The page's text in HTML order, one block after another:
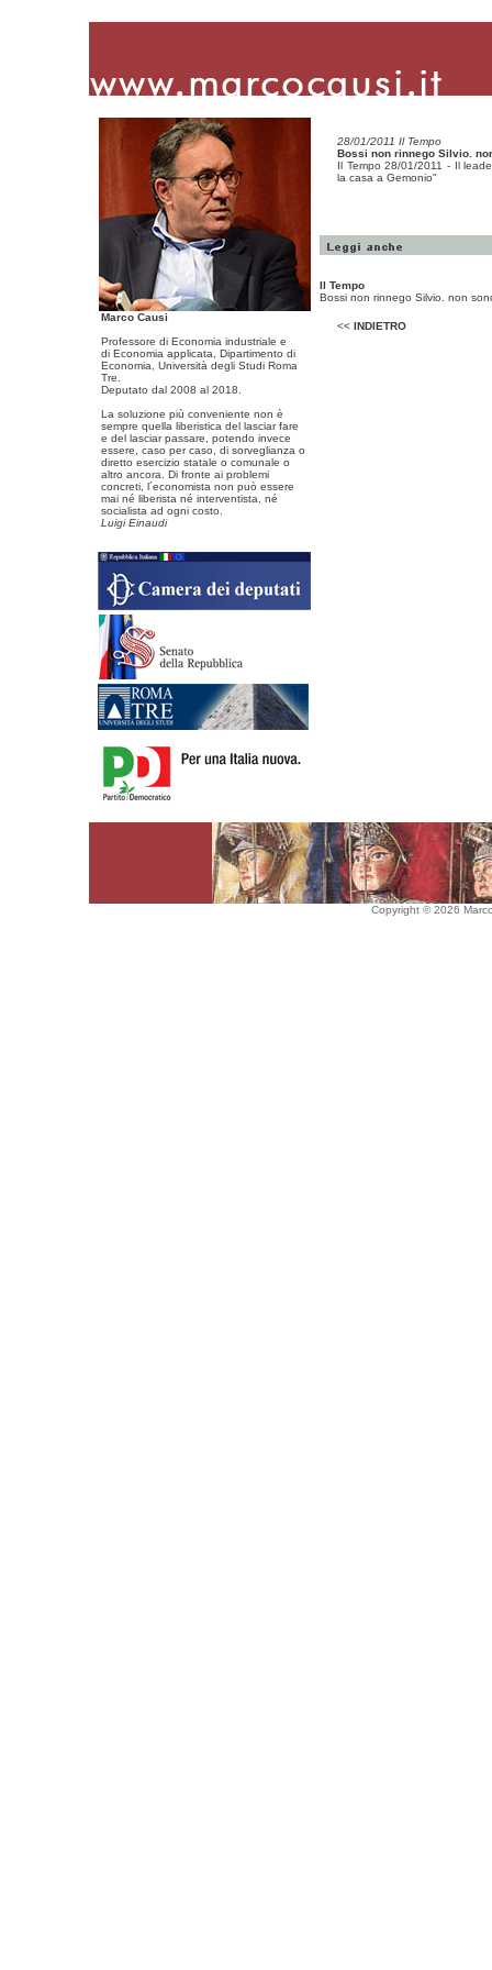
Marco Causi
Professore di Economia industriale e
di Economia applicata, Dipartimento di
Economia, Università degli Studi Roma
Tre.
Deputato dal 2008 al 2018.
La soluzione più conveniente non è
sempre quella liberistica del lasciar fare
e del lasciar passare, potendo invece
essere, caso per caso, di sorveglianza o
diretto esercizio statale o comunale o
altro ancora. Di fronte ai problemi
concreti, l´economista non può essere
mai né liberista né interventista, né
socialista ad ogni costo.
Luigi Einaudi
28/01/2011 Il Tempo
Bossi non rinnego Silvio.
Il Tempo 28/01/2011 - Il
la casa a Gemonio"
Il Tempo
Bossi non rinnego Silvio. non
<< INDIETRO
Copyright © 2026